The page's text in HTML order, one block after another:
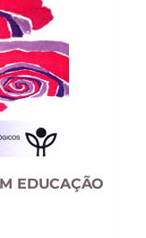
EDUCAÇÃO